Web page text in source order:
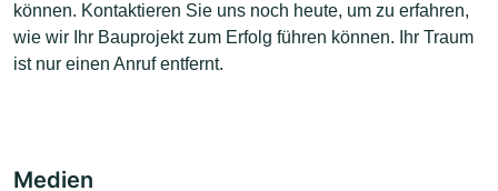
können. Kontaktieren Sie uns noch heute, um zu erfahren,
wie wir Ihr Bauprojekt zum Erfolg führen können. Ihr Traum
ist nur einen Anruf entfernt.
Medien